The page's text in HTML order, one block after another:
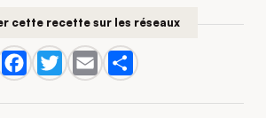
cette recette sur les réseaux